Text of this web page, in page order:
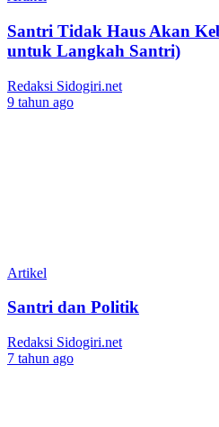
Santri Tidak Haus Akan
untuk Langkah Santri)
Redaksi Sidogiri.net
9 tahun ago
Artikel
Santri dan Politik
Redaksi Sidogiri.net
7 tahun ago